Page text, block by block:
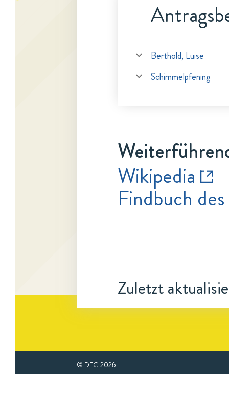
Berthold, Luise
Schimmelpfening
Wikipedia
Findbuch
Zuletzt
© DFG 2026